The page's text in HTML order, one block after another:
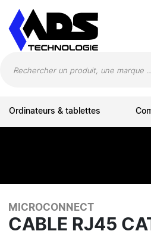
Ordinateurs & tablettes
MICROCONNECT
CABLE RJ45